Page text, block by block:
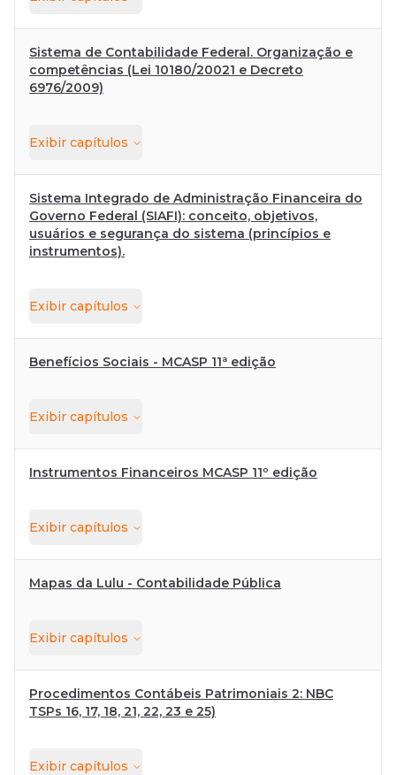
Sistema de Contabilidade Federal. Organização e
competências (Lei 10180/20021 e Decreto
6976/2009)
Exibir capítulos
Sistema Integrado de Administração Financeira do
Governo Federal (SIAFI): conceito, objetivos,
usuários e segurança do sistema (princípios e
instrumentos).
Exibir capítulos
Benefícios Sociais - MCASP 11ª edição
Exibir capítulos
Instrumentos Financeiros MCASP 11º edição
Exibir capítulos
Mapas da Lulu - Contabilidade Pública
Exibir capítulos
Procedimentos Contábeis Patrimoniais 2: NBC
TSPs 16, 17, 18, 21, 22, 23 e 25)
Exibir capítulos